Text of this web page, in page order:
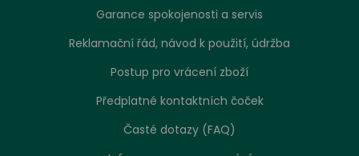
Garance spokojenosti a servis
Reklamační řád, návod k použití, údržba
Postup pro vrácení zboží
Předplatné kontaktních čoček
Časté dotazy (FAQ)